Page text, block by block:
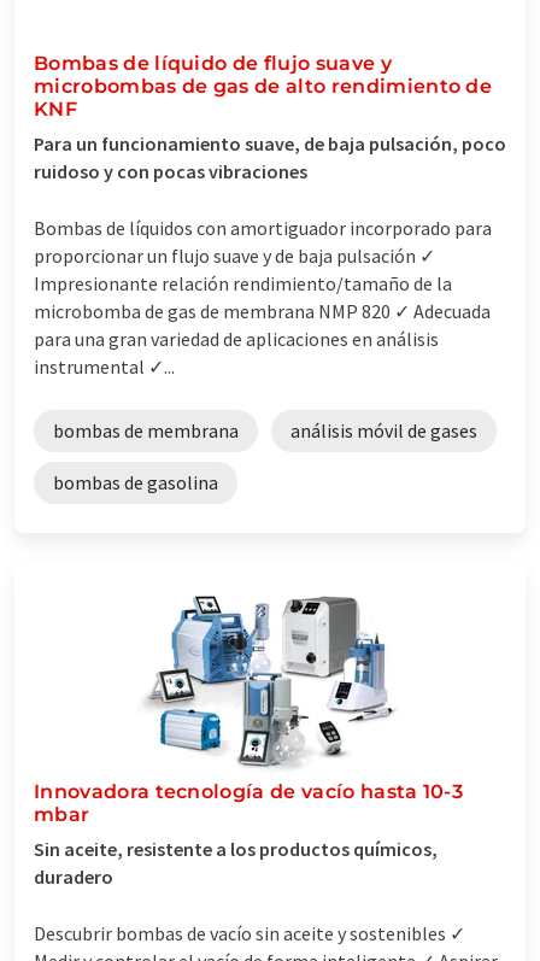
Bombas de líquido de flujo suave y
microbombas de gas de alto rendimiento de
KNF
Para un funcionamiento suave, de baja pulsación, poco
ruidoso y con pocas vibraciones
Bombas de líquidos con amortiguador incorporado para
proporcionar un flujo suave y de baja pulsación ✓
Impresionante relación rendimiento/tamaño de la
microbomba de gas de membrana NMP 820 ✓ Adecuada
para una gran variedad de aplicaciones en análisis
instrumental ✓...
bombas de membrana análisis móvil de gases
bombas de gasolina
Innovadora tecnología de vacío hasta 10-3
mbar
Sin aceite, resistente a los productos químicos,
duradero
Descubrir bombas de vacío sin aceite y sostenibles ✓